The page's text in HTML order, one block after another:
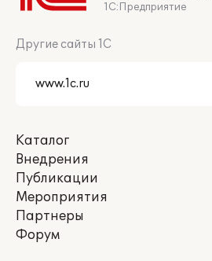
1С:Предприятие
Другие сайты 1С
Каталог
Внедрения
Публикации
Мероприятия
Партнеры
Форум